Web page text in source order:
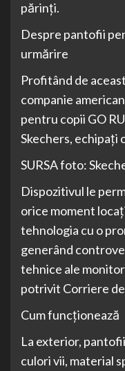
părinți.
Despre pantofii
urmărire
Profitând de
companie
pentru copii GO
Skechers, echipați
SURSA foto:
Dispozitivul le
orice moment
tehnologia cu o
generând
tehnice ale
potrivit Corriere
Cum funcționează
La exterior,
culori vii, material